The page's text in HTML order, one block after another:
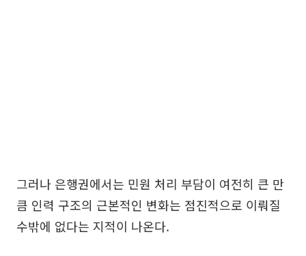
그러나 은행권에서는 민원 처리 부담이 여전히 큰 만
큼 인력 구조의 근본적인 변화는 점진적으로 이뤄질
수밖에 없다는 지적이 나온다.